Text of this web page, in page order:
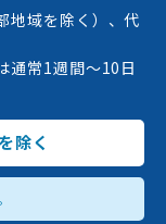
地域を除く）、代
通常1週間〜10日
除く